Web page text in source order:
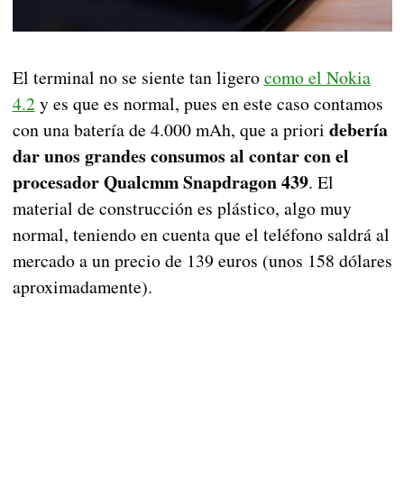
El terminal no se siente tan ligerocomo el Nokia
4.2y es que es normal, pues en este caso contamos
con una batería de 4.000 mAh, que a priori debería
dar unos grandes consumos al contar con el
procesador Qualcmm Snapdragon 439. El
material de construcción es plástico, algo muy
normal, teniendo en cuenta que el teléfono saldrá al
mercado a un precio de 139 euros (unos 158 dólares
aproximadamente).